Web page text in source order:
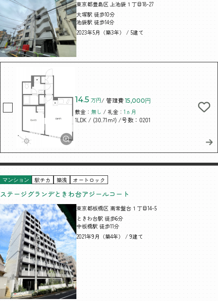
東京都豊島区 上池袋１丁目18-27
大塚駅 徒歩10分
池袋駅 徒歩14分
2023年5月（築3年） / 5建て
14.5 万円/ 管理費 15,000円
敷金： 無し / 礼金：1ヵ月
1LDK / (30.71m²) /号数：0201
マンション 駅チカ 築浅 オートロック
ステージグランデときわ台アジールコート
東京都板橋区 南常盤台１丁目14-5
ときわ台駅 徒歩6分
中板橋駅 徒歩11分
2021年9月（築4年） / 9建て